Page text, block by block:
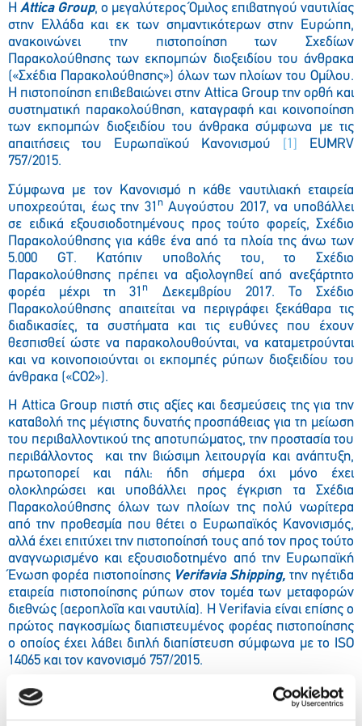
Η Attica Group, ο μεγαλύτερος Όμιλος επιβατηγού ναυτιλίας
στην Ελλάδα και εκ των σημαντικότερων στην Ευρώπη,
ανακοινώνει την πιστοποίηση των Σχεδίων
Παρακολούθησης των εκπομπών διοξειδίου του άνθρακα
(«Σχέδια Παρακολούθησης») όλων των πλοίων του Ομίλου.
Η πιστοποίηση επιβεβαιώνει στην Attica Group την ορθή και
συστηματική παρακολούθηση, καταγραφή και κοινοποίηση
των εκπομπών διοξειδίου του άνθρακα σύμφωνα με τις
απαιτήσεις του Ευρωπαϊκού Κανονισμού
[1]
EUMRV
757/2015.
Σύμφωνα με τον Κανονισμό η κάθε ναυτιλιακή εταιρεία
υποχρεούται, έως την 31 ηΑυγούστου 2017, να υποβάλλει
σε ειδικά εξουσιοδοτημένους προς τούτο φορείς, Σχέδιο
Παρακολούθησης για κάθε ένα από τα πλοία της άνω των
5.000 GT. Κατόπιν υποβολής του, το Σχέδιο
Παρακολούθησης πρέπει να αξιολογηθεί από ανεξάρτητο
φορέα μέχρι τη 31η
Δεκεμβρίου 2017. Το Σχέδιο
Παρακολούθησης απαιτείται να περιγράφει ξεκάθαρα τις
διαδικασίες, τα συστήματα και τις ευθύνες που έχουν
θεσπισθεί ώστε να παρακολουθούνται, να καταμετρούνται
και να κοινοποιούνται οι εκπομπές ρύπων διοξειδίου του
άνθρακα («CO2»).
Η Attica Group πιστή στις αξίες και δεσμεύσεις της για την
καταβολή της μέγιστης δυνατής προσπάθειας για τη μείωση
του περιβαλλοντικού της αποτυπώματος, την προστασία του
περιβάλλοντος και την βιώσιμη λειτουργία και ανάπτυξη,
πρωτοπορεί και πάλι: ήδη σήμερα όχι μόνο έχει
ολοκληρώσει και υποβάλλει προς έγκριση τα Σχέδια
Παρακολούθησης όλων των πλοίων της πολύ νωρίτερα
από την προθεσμία που θέτει ο Ευρωπαϊκός Κανονισμός,
αλλά έχει επιτύχει την πιστοποίησή τους από τον προς τούτο
αναγνωρισμένο και εξουσιοδοτημένο από την Ευρωπαϊκή
Ένωση φορέα πιστοποίησης VerifaviaShipping, την ηγέτιδα
εταιρεία πιστοποίησης ρύπων στον τομέα των μεταφορών
διεθνώς (αεροπλοΐα και ναυτιλία). Η Verifavia είναι επίσης ο
πρώτος παγκοσμίως διαπιστευμένος φορέας πιστοποίησης
ο οποίος έχει λάβει διπλή διαπίστευση σύμφωνα με το ISO
14065 και τον κανονισμό 757/2015.
Ο κ. Σπυρίδων Πασχάλης, Διευθύνων Σύμβουλος της
AtticaGroup δήλωσε:
συνεχίζουμε να